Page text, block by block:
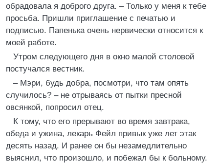
обрадовала я доброго друга. – Только у меня к тебе
просьба. Пришли приглашение с печатью и
подписью. Папенька очень нервически относится к
моей работе.
Утром следующего дня в окно малой столовой
постучался вестник.
– Мэри, будь добра, посмотри, что там опять
случилось? – не отрываясь от пытки пресной
овсянкой, попросил отец.
К тому, что его прерывают во время завтрака,
обеда и ужина, лекарь Фейл привык уже лет этак
десять назад. И ранее он бы незамедлительно
выяснил, что произошло, и побежал бы к больному.